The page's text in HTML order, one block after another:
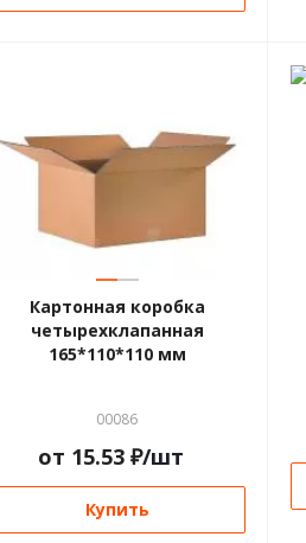
—
Картонная коробка
четырехклапанная
165*110*110 мм
00086
от 15.53 ₽/шт
Купить